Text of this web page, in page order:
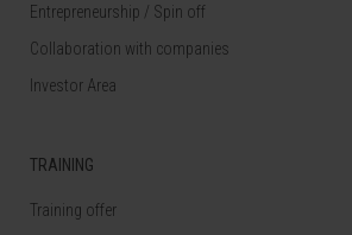
Entrepreneurship / Spin off
Collaboration with companies
Investor Area
TRAINING
Training offer